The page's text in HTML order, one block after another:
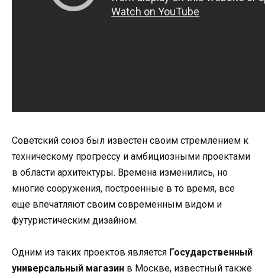
Советский союз был известен своим стремлением к
техническому прогрессу и амбициозными проектами
в области архитектуры. Времена изменились, но
многие сооружения, построенные в то время, все
еще впечатляют своим современным видом и
футуристическим дизайном.
Одним из таких проектов является Государственный
универсальный магазин в Москве, известный также